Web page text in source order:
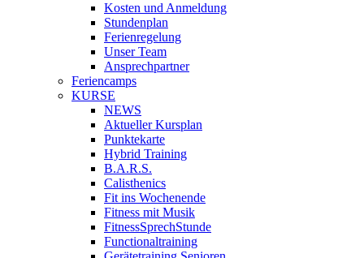
Kosten und Anmeldung
Stundenplan
Ferienregelung
Unser Team
Ansprechpartner
Feriencamps
KURSE
NEWS
Aktueller Kursplan
Punktekarte
Hybrid Training
B.A.R.S.
Calisthenics
Fit ins Wochenende
Fitness mit Musik
FitnessSprechStunde
Functionaltraining